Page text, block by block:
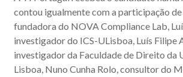
contou igualmente com a participação
fundadora do NOVA Compliance Lab,
investigador do ICS-ULisboa, Luís Filipe
investigador da Faculdade de Direito da
Lisboa, Nuno Cunha Rolo, consultor do